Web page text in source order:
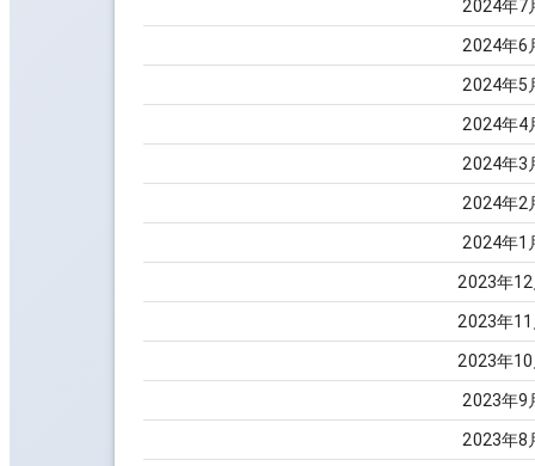
2024年7
2024年6
2024年5
2024年4
2024年3
2024年2
2024年1
2023年12
2023年11
2023年10
2023年9
2023年8